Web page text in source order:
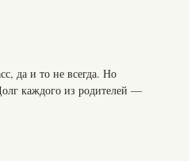
да и то не всегда. Но
каждого из родителей —